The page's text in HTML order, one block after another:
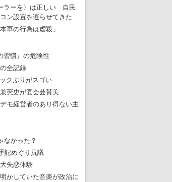
強行開催特別企画 大ウソだら
・ 五輪入場行進にすぎやまこういちの曲、杉田水脈の
・ 大ウソだらけの東京五輪！ 安倍・菅・森はどんな嘘を
・ 五輪サッカー・久保建英が南アの陽性者に「僕らに損ではない
ラーを〉は正しい 自民
ン設置を遅らせてきた
軍の行為は虐殺」
習慣』の危険性
全記録
クぶりがスゴい
憲史が宴会芸賛美
モ経営者のあり得ない主
なかった？
記めぐり抗議
失恋体験
かしていた音楽が政治に